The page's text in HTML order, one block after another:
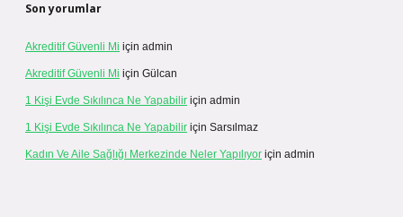
Son yorumlar
Akreditif Güvenli Mi için admin
Akreditif Güvenli Mi için Gülcan
1 Kişi Evde Sıkılınca Ne Yapabilir için admin
1 Kişi Evde Sıkılınca Ne Yapabilir için Sarsılmaz
Kadın Ve Aile Sağlığı Merkezinde Neler Yapılıyor için admin